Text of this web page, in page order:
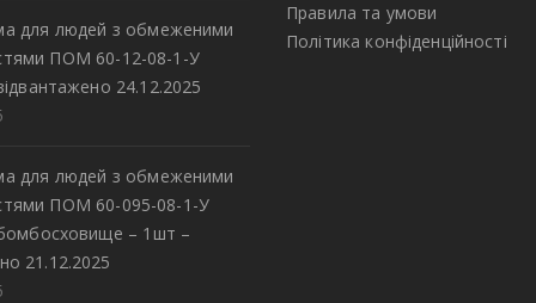
для людей з обмеженими
ПОМ 60-12-08-1-У
24.12.2025
для людей з обмеженими
ПОМ 60-095-08-1-У
– 1шт –
21.12.2025
Правила та умови
Політика конфіденційності